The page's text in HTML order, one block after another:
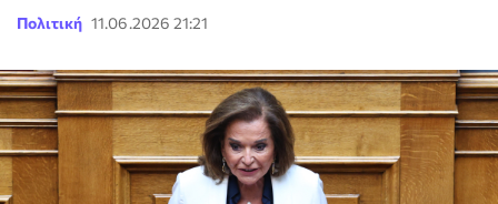
Πολιτική 11.06.2026 21:21